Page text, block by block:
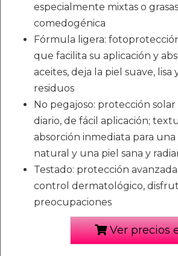
especialmente mixtas o
comedogénica
Fórmula ligera:
que facilita su aplicación y
aceites, deja la piel suave, lisa
residuos
No pegajoso: protección solar
diario, de fácil aplicación;
absorción inmediata para
natural y una piel sana y
Testado: protección
control dermatológico,
preocupaciones
Ver precios